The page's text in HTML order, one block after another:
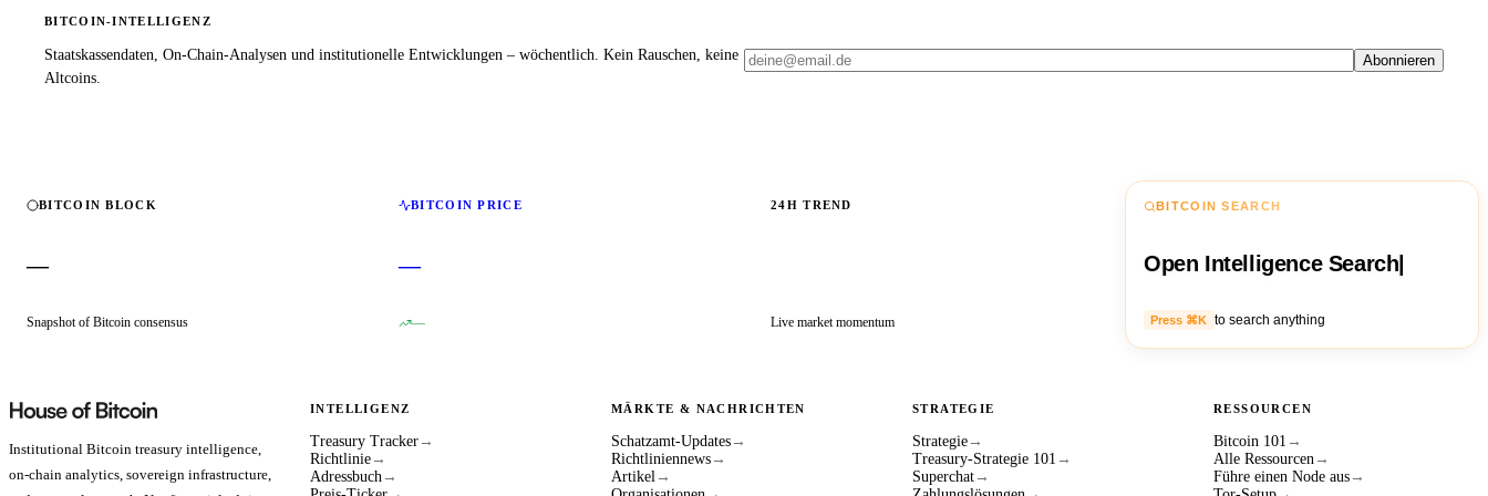
BITCOIN-INTELLIGENZ
Staatskassendaten, On-Chain-Analysen und institutionelle Entwicklungen – wöchentlich. Kein Rauschen, keine
Altcoins.
Abonnieren
BITCOIN BLOCK
—
Snapshot of Bitcoin consensus
BITCOIN PRICE
—
—
24H TREND
Live market momentum
BITCOIN SEARCH
Open Intelligence Search
Press ⌘K to search anything
Institutional Bitcoin treasury intelligence,
on-chain analytics, sovereign infrastructure,
INTELLIGENZ
Treasury Tracker →
Richtlinie →
Adressbuch →
MÄRKTE & NACHRICHTEN
Schatzamt-Updates →
Richtliniennews →
Artikel →
STRATEGIE
Strategie →
Treasury-Strategie 101 →
Superchat →
RESSOURCEN
Bitcoin 101 →
Alle Ressourcen →
Führe einen Node aus →